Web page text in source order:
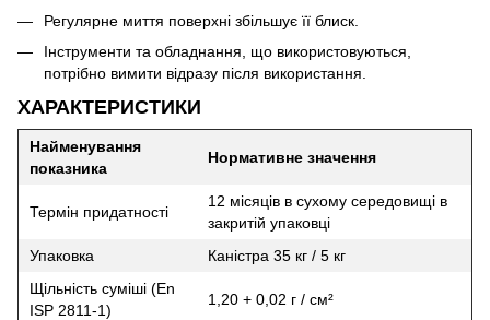
Регулярне миття поверхні збільшує її блиск.
Інструменти та обладнання, що використовуються,
потрібно вимити відразу після використання.
ХАРАКТЕРИСТИКИ
Найменування
показника
Нормативне значення
Термін придатності
12 місяців в сухому середовищі в
закритій упаковці
Упаковка
Каністра 35 кг / 5 кг
Щільність суміші (En
ISP 2811-1)
1,20 + 0,02 г / см²